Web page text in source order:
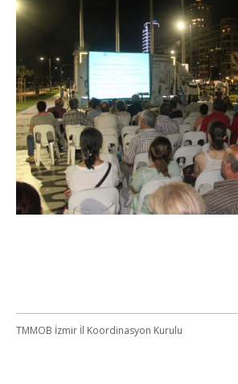
TMMOB İzmir İl Koordinasyon Kurulu